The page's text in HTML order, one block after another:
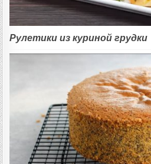
Рулетики из куриной грудки